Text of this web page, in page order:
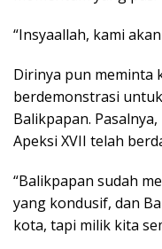
“Insyaallah, kami
Dirinya pun meminta
berdemonstrasi
Balikpapan.
Apeksi XVII telah
“Balikpapan sudah
yang kondusif, dan
kota, tapi milik kita